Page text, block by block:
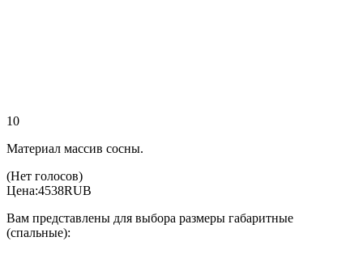
10
Материал массив сосны.
(Нет голосов)
Цена:4538RUB
Вам представлены для выбора размеры габаритные
(спальные):